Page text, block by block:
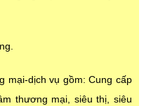
mại-dịch vụ gồm: Cung cấp
thương mại, siêu thị, siêu